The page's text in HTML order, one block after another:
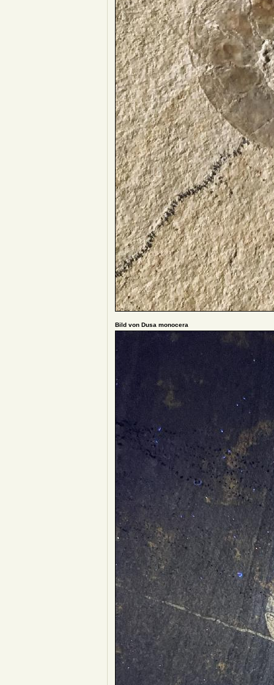
Bild von Dusa monocera